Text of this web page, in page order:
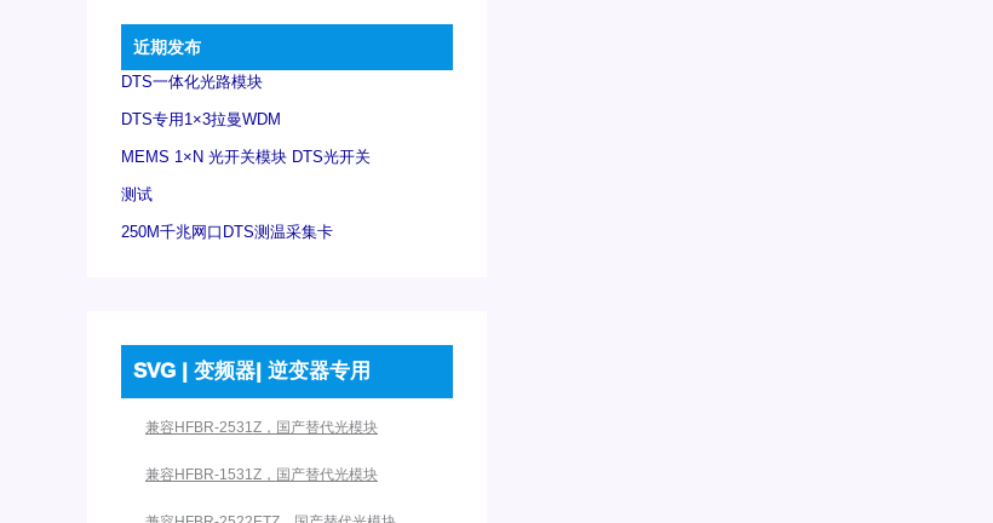
近期发布
DTS一体化光路模块
DTS专用1×3拉曼WDM
MEMS 1×N 光开关模块 DTS光开关
测试
250M千兆网口DTS测温采集卡
SVG | 变频器| 逆变器专用
兼容HFBR-2531Z，国产替代光模块
兼容HFBR-1531Z，国产替代光模块